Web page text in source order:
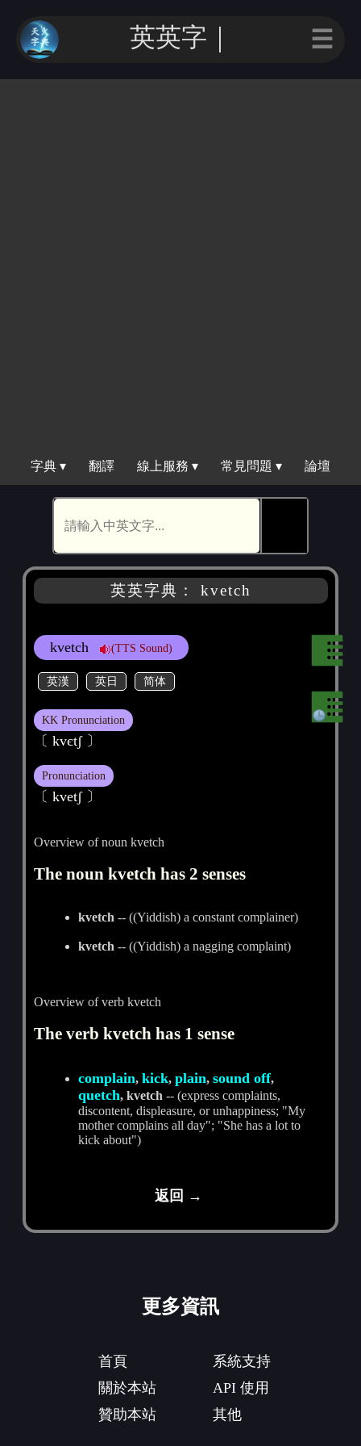
英英字｜ ☰
字典 ▾ 翻譯 線上服務 ▾ 常見問題 ▾ 論壇
英英字典： kvetch
kvetch (TTS Sound)
英漢 英日 简体
KK Pronunciation
〔 kvєtʃ 〕
Pronunciation
〔 kvetʃ 〕
Overview of noun kvetch
The noun kvetch has 2 senses
kvetch -- ((Yiddish) a constant complainer)
kvetch -- ((Yiddish) a nagging complaint)
Overview of verb kvetch
The verb kvetch has 1 sense
complain,kick,plain,sound off,
quetch, kvetch -- (express complaints,
discontent, displeasure, or unhappiness; "My
mother complains all day"; "She has a lot to
kick about")
返回 →
更多資訊
首頁
關於本站
贊助本站
系統支持
API 使用
其他